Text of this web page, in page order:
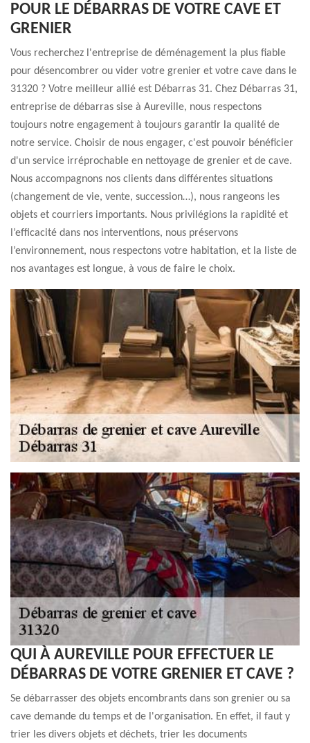
POUR LE DÉBARRAS DE VOTRE CAVE ET
GRENIER
Vous recherchez l'entreprise de déménagement la plus fiable
pour désencombrer ou vider votre grenier et votre cave dans le
31320 ? Votre meilleur allié est Débarras 31. Chez Débarras 31,
entreprise de débarras sise à Aureville, nous respectons
toujours notre engagement à toujours garantir la qualité de
notre service. Choisir de nous engager, c'est pouvoir bénéficier
d'un service irréprochable en nettoyage de grenier et de cave.
Nous accompagnons nos clients dans différentes situations
(changement de vie, vente, succession…), nous rangeons les
objets et courriers importants. Nous privilégions la rapidité et
l’efficacité dans nos interventions, nous préservons
l’environnement, nous respectons votre habitation, et la liste de
nos avantages est longue, à vous de faire le choix.
QUI À AUREVILLE POUR EFFECTUER LE
DÉBARRAS DE VOTRE GRENIER ET CAVE ?
Se débarrasser des objets encombrants dans son grenier ou sa
cave demande du temps et de l'organisation. En effet, il faut y
trier les divers objets et déchets, trier les documents